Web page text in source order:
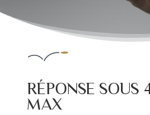
RÉPONSE SOUS
MAX